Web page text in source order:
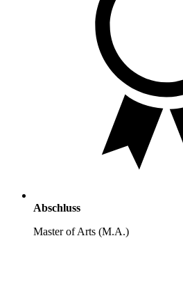
Abschluss
Master of Arts (M.A.)